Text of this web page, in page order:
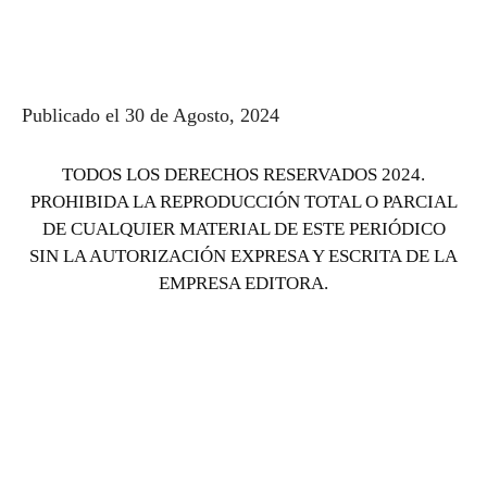
Publicado el 30 de Agosto, 2024
TODOS LOS DERECHOS RESERVADOS 2024.
PROHIBIDA LA REPRODUCCIÓN TOTAL O PARCIAL
DE CUALQUIER MATERIAL DE ESTE PERIÓDICO
SIN LA AUTORIZACIÓN EXPRESA Y ESCRITA DE LA
EMPRESA EDITORA.